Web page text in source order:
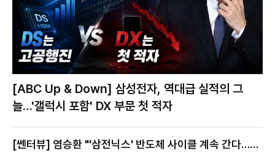
[ABC Up & Down] 삼성전자, 역대급 실적의 그
늘…'갤럭시 포함' DX 부문 첫 적자
[쎈터뷰] 염승환 "'삼전닉스' 반도체 사이클 계속 간다…지